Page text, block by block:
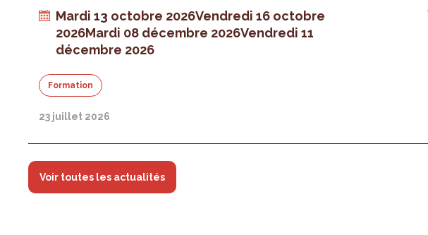
Mardi 13 octobre 2026Vendredi 16 octobre
2026Mardi 08 décembre 2026Vendredi 11
décembre 2026
Formation
23 juillet 2026
Voir toutes les actualités